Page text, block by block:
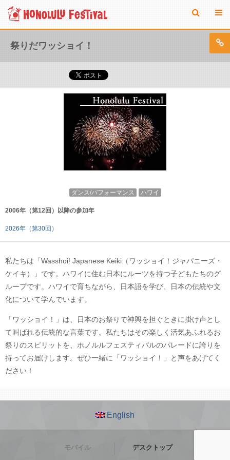
祭りだワッショイ！
ダンス/パフォーマンス ハワイ
2006年（第12回）以降の参加年
2026年（第30回）
私たちは「Wasshoi! Japanese Keiki（ワッショイ！ジャパニーズ・
ケイキ）」です。ハワイに住む日本にルーツを持つ子どもたちのグ
ループです。ハワイで育ちながら、日本語を学び、日本の伝統や文
化について学んでいます。
「ワッショイ！」は、日本のお祭りで神輿を担ぐときに掛け声とし
て叫ばれる伝統的な言葉です。私たちはその楽しく活気あふれるお
祭りのスピリットを、ホノルルフェスティバルのパレードに誇りを
持ってお届けします。ぜひ一緒に「ワッショイ！」と声をあげてく
ださい！
English
モバイル デスクトップ